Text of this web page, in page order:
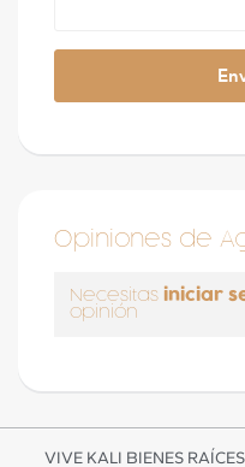
Opiniones de
Necesitas iniciar
opinión
VIVE KALI BIENES